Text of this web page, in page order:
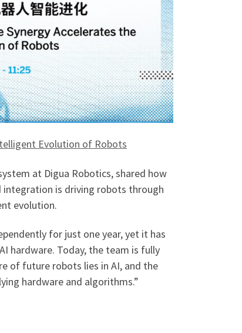
Evolution of Robots
at Digua Robotics, shared how
integration is driving robots through
evolution.
for just one year, yet it has
hardware. Today, the team is fully
of future robots lies in AI, and the
hardware and algorithms.”